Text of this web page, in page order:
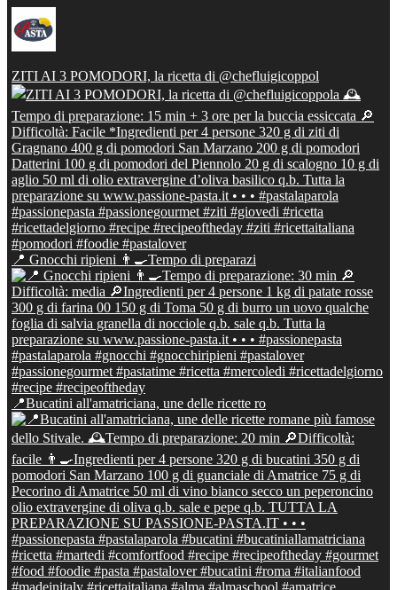
ZITI AI 3 POMODORI, la ricetta di @chefluigicoppol
📍 Gnocchi ripieni 👨‍🍳Tempo di preparazi
📍Bucatini all'amatriciana, une delle ricette ro